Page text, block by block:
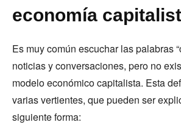
economía
Es muy común escuchar las palabras
noticias y conversaciones, pero no
modelo económico capitalista. Esta
varias vertientes, que pueden ser
siguiente forma: